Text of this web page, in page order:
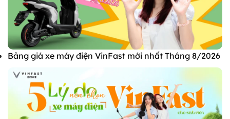
Bảng giá xe máy điện VinFast mới nhất Tháng 8/2026